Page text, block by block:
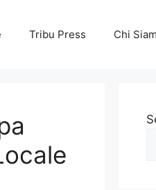
Tribu Press Chi